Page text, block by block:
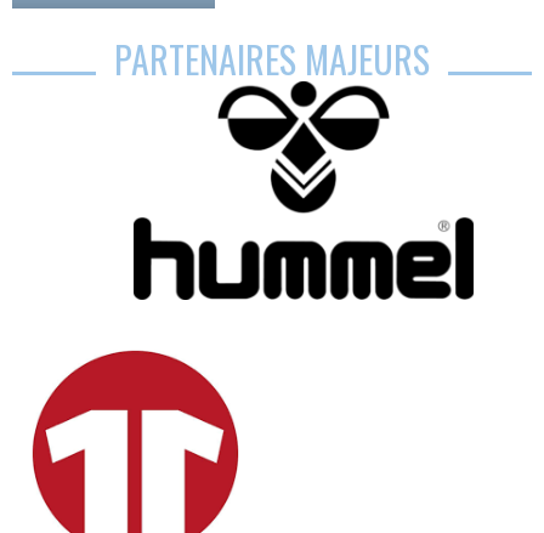
PARTENAIRES MAJEURS